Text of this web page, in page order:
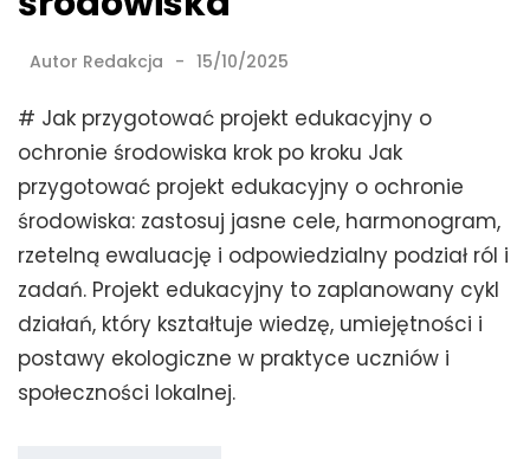
Autor Redakcja 15/10/2025
# Jak przygotować projekt edukacyjny o
ochronie środowiska krok po kroku Jak
przygotować projekt edukacyjny o ochronie
środowiska: zastosuj jasne cele, harmonogram,
rzetelną ewaluację i odpowiedzialny podział ról i
zadań. Projekt edukacyjny to zaplanowany cykl
działań, który kształtuje wiedzę, umiejętności i
postawy ekologiczne w praktyce uczniów i
społeczności lokalnej.